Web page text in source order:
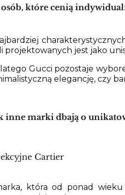
które cenią
projektowanych jest jako
Gucci pozostaje
elegancję, czy
inne marki dbają o
Cartier
która od ponad